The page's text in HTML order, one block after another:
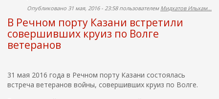
и
а
в
ш
и
х
с
е
д
н
ы
х
Н
к
о
у
л
ь
т
а
р
а
Опубликовано 31 мая, 2016 - 23:58 пользователем Мидхатов Ильхам...
В Речном порту Казани встретили
совершивших круиз по Волге
ветеранов
31 мая 2016 года в Речном порту Казани состоялась
встреча ветеранов войны, совершивших круиз по Волге.